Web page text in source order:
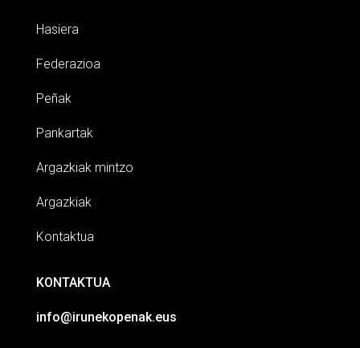
Hasiera
Federazioa
Peñak
Pankartak
Argazkiak mintzo
Argazkiak
Kontaktua
KONTAKTUA
info@irunekopenak.eus